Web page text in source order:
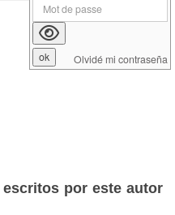
por este autor
Olvidé mi contraseña